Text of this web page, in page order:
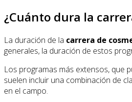
¿Cuánto dura la
La duración de la carrera de
generales, la duración de estos
Los programas más extensos, que
suelen incluir una combinación de
en el campo.